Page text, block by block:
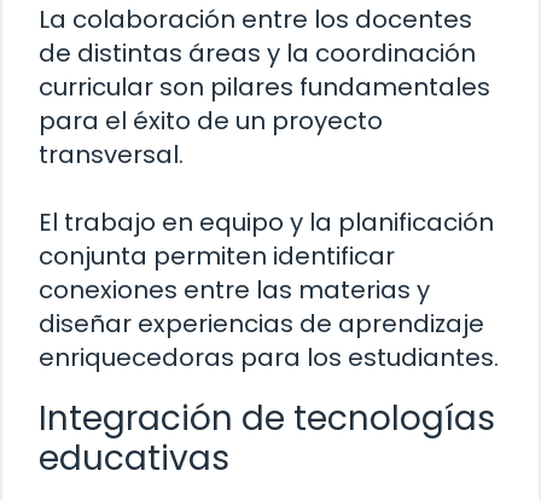
La colaboración entre los docentes
de distintas áreas y la coordinación
curricular son pilares fundamentales
para el éxito de un proyecto
transversal.
El trabajo en equipo y la planificación
conjunta permiten identificar
conexiones entre las materias y
diseñar experiencias de aprendizaje
enriquecedoras para los estudiantes.
Integración de tecnologías
educativas